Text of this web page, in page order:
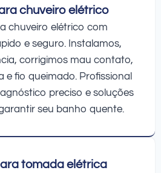
chuveiro elétrico
chuveiro elétrico com
e seguro. Instalamos,
corrigimos mau contato,
e fio queimado. Profissional
preciso e soluções
seu banho quente.
tomada elétrica